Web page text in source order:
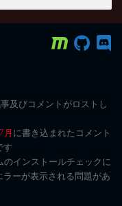
及びコメントがロストし
月に書き込まれたコメント
す
インストールチェックに
ーが表示される問題があ